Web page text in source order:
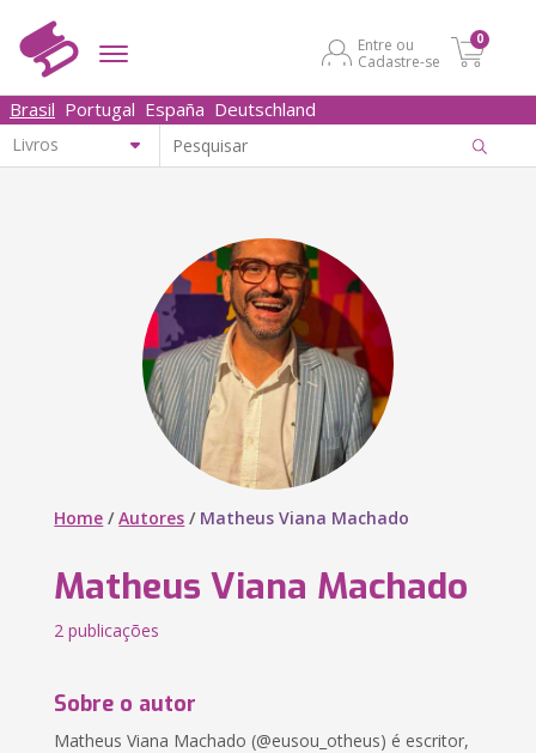
Entre ou
Cadastre-se
0
Brasil Portugal España Deutschland
Home /Autores / Matheus Viana Machado
Matheus Viana Machado
2 publicações
Sobre o autor
Matheus Viana Machado (@eusou_otheus) é escritor,